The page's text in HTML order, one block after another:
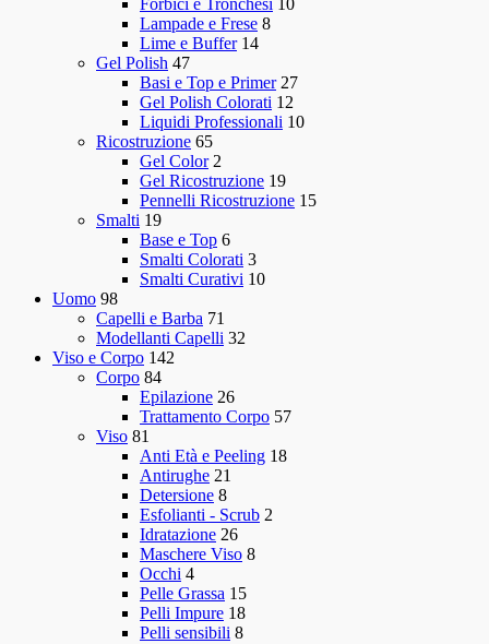
Forbici e Tronchesi 10
Lampade e Frese 8
Lime e Buffer 14
Gel Polish 47
Basi e Top e Primer 27
Gel Polish Colorati 12
Liquidi Professionali 10
Ricostruzione 65
Gel Color 2
Gel Ricostruzione 19
Pennelli Ricostruzione 15
Smalti 19
Base e Top 6
Smalti Colorati 3
Smalti Curativi 10
Uomo 98
Capelli e Barba 71
Modellanti Capelli 32
Viso e Corpo 142
Corpo 84
Epilazione 26
Trattamento Corpo 57
Viso 81
Anti Età e Peeling 18
Antirughe 21
Detersione 8
Esfolianti - Scrub 2
Idratazione 26
Maschere Viso 8
Occhi 4
Pelle Grassa 15
Pelli Impure 18
Pelli sensibili 8